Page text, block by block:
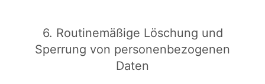
6. Routinemäßige Löschung und
Sperrung von personenbezogenen
Daten